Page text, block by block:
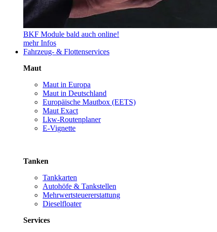
BKF Module bald auch online!
mehr Infos
Fahrzeug- & Flottenservices
Maut
Maut in Europa
Maut in Deutschland
Europäische Mautbox (EETS)
Maut Exact
Lkw-Routenplaner
E-Vignette
Tanken
Tankkarten
Autohöfe & Tankstellen
Mehrwertsteuererstattung
Dieselfloater
Services